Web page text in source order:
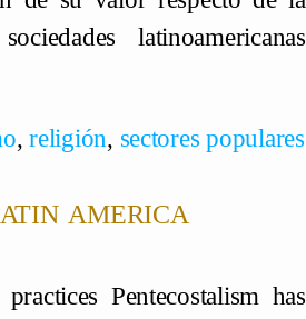
latinoamericanas
,religión, sectores populares
america
Pentecostalism has